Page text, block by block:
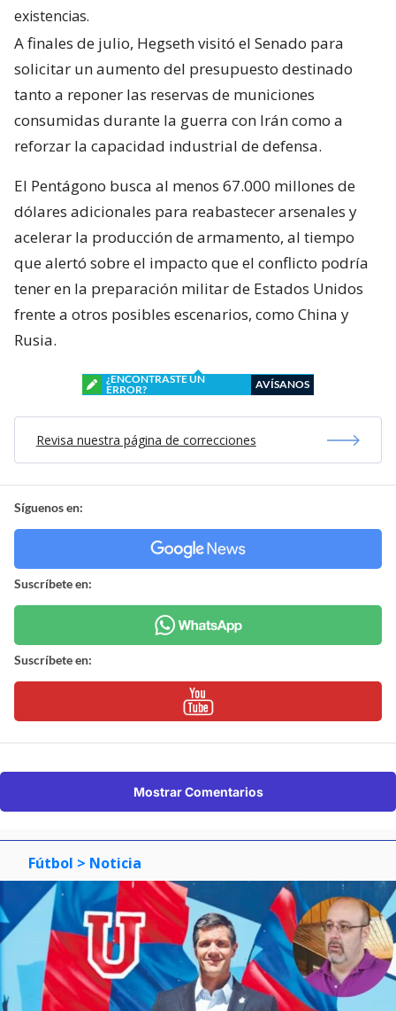
existencias.
A finales de julio, Hegseth visitó el Senado para
solicitar un aumento del presupuesto destinado
tanto a reponer las reservas de municiones
consumidas durante la guerra con Irán como a
reforzar la capacidad industrial de defensa.
El Pentágono busca al menos 67.000 millones de
dólares adicionales para reabastecer arsenales y
acelerar la producción de armamento, al tiempo
que alertó sobre el impacto que el conflicto podría
tener en la preparación militar de Estados Unidos
frente a otros posibles escenarios, como China y
Rusia.
¿ENCONTRASTE UN
ERROR?
AVÍSANOS
Revisa nuestra página de correcciones
Síguenos en:
Suscríbete en:
Suscríbete en:
Mostrar Comentarios
Fútbol > Noticia